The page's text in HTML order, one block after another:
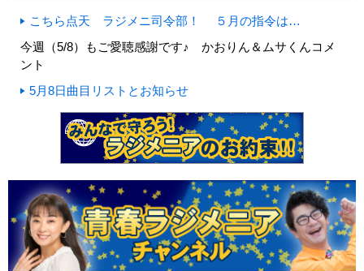
こちら点天 ラジメニ司令部！ ５月の指令は…
今週（5/8）もご愛聴感謝です♪ かおりん＆ムサくんコメ
ント
5月8日曲目リストとお知らせ